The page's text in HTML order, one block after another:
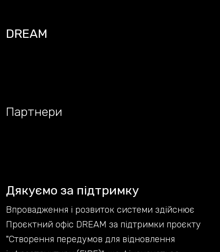
Дякуємо за підтримку
Партнери
DREAM
Впровадження і розвиток системи здійснює
Проєктний офіс DREAM за підтримки проєкту
"Створення передумов для відновлення